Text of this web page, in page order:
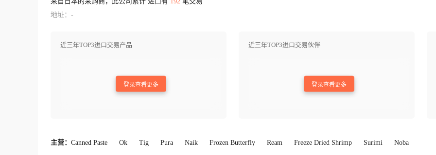
地址：-
近三年TOP3进口交易产品
登录查看更多
近三年TOP3进口交易伙伴
登录查看更多
主营： Canned Paste Ok Tig Pura Naik Frozen Butterfly Ream Freeze Dried Shrimp Surimi Noba